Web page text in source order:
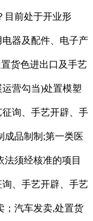
目前处于开业形
器及配件、电子产
货色进出口及手艺
营勾当)处置模塑
询、手艺开辟、手
成品制制;第一类医
须经核准的项目
、手艺开辟、手艺
；汽车发卖,处置货